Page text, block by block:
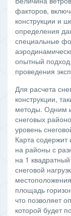
факторов,
конструкции и
определения
специальные
опытный
проведения
Для расчета
конструкции,
методы. Одним
снеговых
уровень
Карта
на районы с
на 1
снеговой
площадь
что позволяет
которой будет